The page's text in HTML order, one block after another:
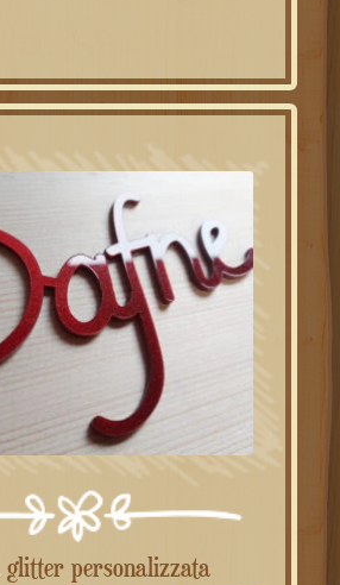
glitter personalizzata